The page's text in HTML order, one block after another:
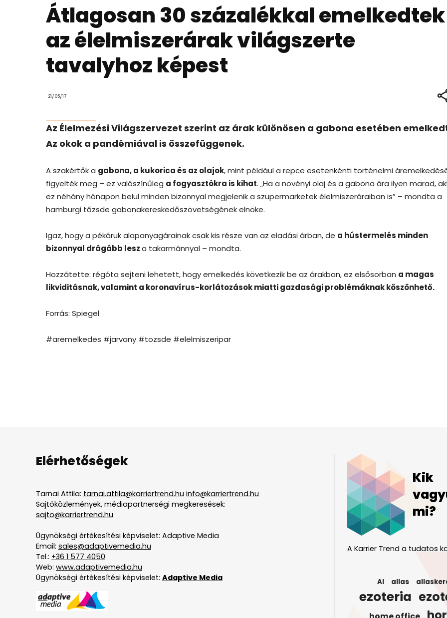
Átlagosan 30 százalékkal emelkedtek
az élelmiszerárak világszerte
tavalyhoz képest
21/05/17
Az Élelmezési Világszervezet szerint az árak különösen a gabona esetében
Az okok a pandémiával is összefüggenek.
A szakértők a gabona, a kukorica és az olajok, mint például a repce esetenkénti történelmi
figyelték meg – ez valószínűleg a fogyasztókra is kihat. „Ha a növényi olaj és a gabona ára ilyen marad,
ez néhány hónapon belül minden bizonnyal megjelenik a szupermarketek élelmiszeráraiban is” – mondta a
hamburgi tőzsde gabonakereskedőszövetségének elnöke.
Igaz, hogy a pékáruk alapanyagárainak csak kis része van az eladási árban, de a hústermelés minden
bizonnyal drágább lesza takarmánnyal – mondta.
Hozzátette: régóta sejteni lehetett, hogy emelkedés következik be az árakban, ez elsősorban a magas
likviditásnak, valamint a koronavírus-korlátozások miatti gazdasági problémáknak köszönhető.
Forrás: Spiegel
#aremelkedes #jarvany #tozsde #elelmiszeripar
Elérhetőségek
Tarnai Attila: tarnai.attila@karriertrend.hu info@karriertrend.hu
Sajtóközlemények, médiapartnerségi megkeresések:
sajto@karriertrend.hu
Ügynökségi értékesítési képviselet: Adaptive Media
Email: sales@adaptivemedia.hu
Tel.: +36 1 577 4050
Web: www.adaptivemedia.hu
Ügynökségi értékesítési képviselet: Adaptive Media
Kik
mi?
A Karrier Trend a tudatos
AI allas
ezoteria